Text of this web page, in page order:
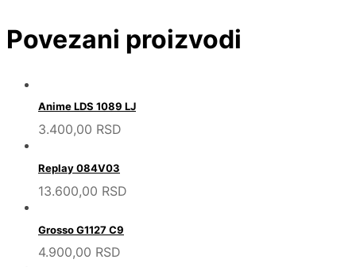
Povezani proizvodi
Anime LDS 1089 LJ
3.400,00 RSD
Replay 084V03
13.600,00 RSD
Grosso G1127 C9
4.900,00 RSD